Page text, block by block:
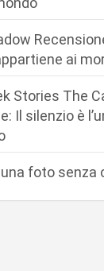
ai
Stories The
Il silenzio è
foto senza